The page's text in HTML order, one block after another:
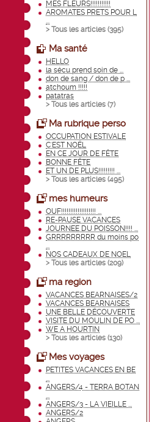
MES FLEURS!!!!!!!!!!!
AROMATES PRETS POUR L
...
> Tous les articles (395)
Ma santé
HELLO
la sécu prend soin de ...
don de sang / don de p ...
atchoum !!!!!
patatras
> Tous les articles (7)
Ma rubrique perso
OCCUPATION ESTIVALE
C'EST NOËL
EN CE JOUR DE FÊTE
BONNE FÊTE
ET UN DE PLUS!!!!!!!!! ...
> Tous les articles (495)
mes humeurs
OUF!!!!!!!!!!!!!!!!!!! ...
RE-PAUSE VACANCES
JOURNEE DU POISSON!!!! ...
GRRRRRRRRR du moins po
...
NOS CADEAUX DE NOEL
> Tous les articles (209)
ma region
VACANCES BEARNAISES/2
VACANCES BEARNAISES
UNE BELLE DÉCOUVERTE
VISITE DU MOULIN DE PO ...
WE A HOURTIN
> Tous les articles (130)
Mes voyages
PETITES VACANCES EN BE
...
ANGERS/4 - TERRA BOTAN
...
ANGERS/3 - LA VIEILLE ...
ANGERS/2